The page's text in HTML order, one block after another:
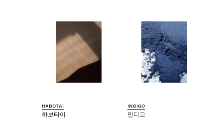
Habotai
하보타이
Indigo
인디고